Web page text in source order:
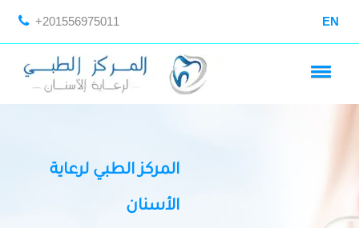
+201556975011 EN
المركز الطبي لرعاية
الأسنان